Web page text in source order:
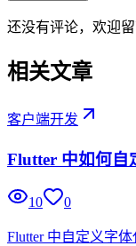
还没有评论，欢迎留
相关文章
客户端开发
Flutter 中如何自
10 0
Flutter 中自定义字体